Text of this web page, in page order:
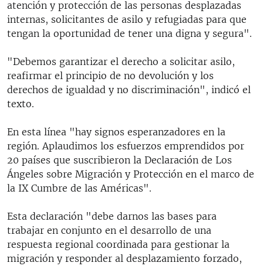
atención y protección de las personas desplazadas
internas, solicitantes de asilo y refugiadas para que
tengan la oportunidad de tener una digna y segura".
"Debemos garantizar el derecho a solicitar asilo,
reafirmar el principio de no devolución y los
derechos de igualdad y no discriminación", indicó el
texto.
En esta línea "hay signos esperanzadores en la
región. Aplaudimos los esfuerzos emprendidos por
20 países que suscribieron la Declaración de Los
Ángeles sobre Migración y Protección en el marco de
la IX Cumbre de las Américas".
Esta declaración "debe darnos las bases para
trabajar en conjunto en el desarrollo de una
respuesta regional coordinada para gestionar la
migración y responder al desplazamiento forzado,